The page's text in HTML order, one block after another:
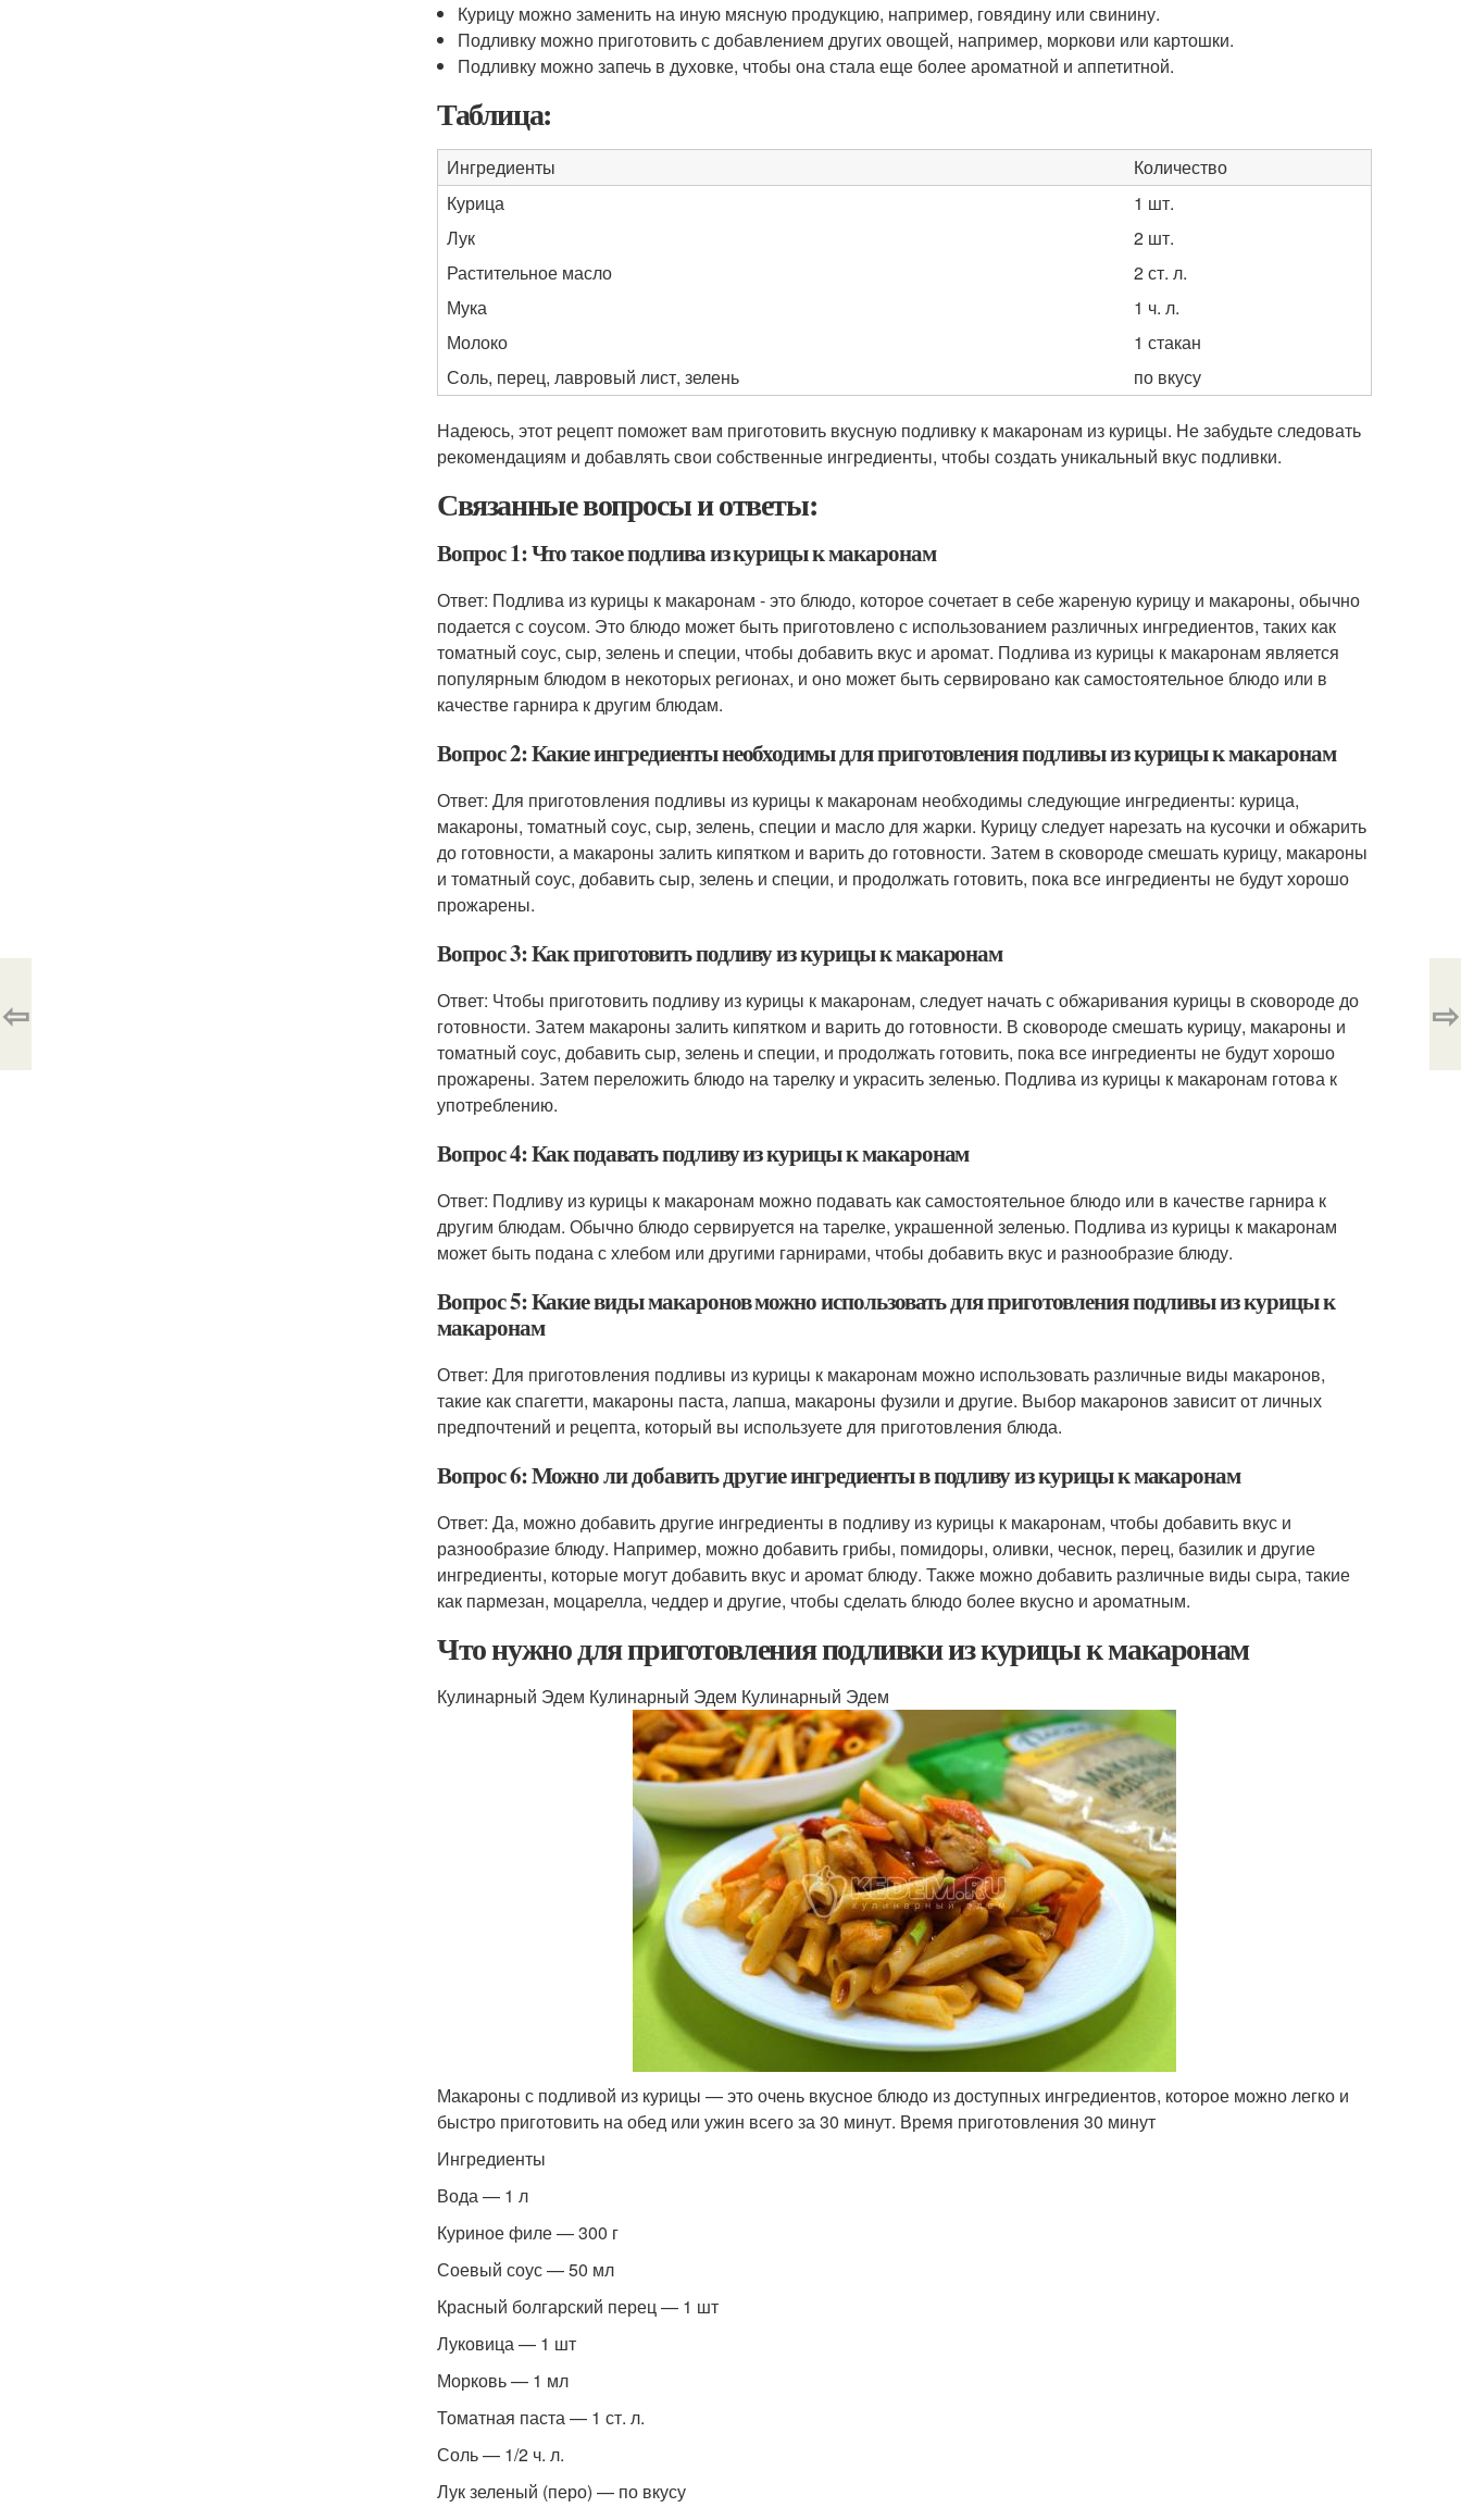
Курицу можно заменить на иную мясную продукцию, например, говядину или свинину.
Подливку можно приготовить с добавлением других овощей, например, моркови или картошки.
Подливку можно запечь в духовке, чтобы она стала еще более ароматной и аппетитной.
Таблица:
Ингредиенты
Количество
Курица
1 шт.
Лук
2 шт.
Растительное масло
2 ст. л.
Мука
1 ч. л.
Молоко
1 стакан
Соль, перец, лавровый лист, зелень
по вкусу
Надеюсь, этот рецепт поможет вам приготовить вкусную подливку к макаронам из курицы. Не забудьте следовать
рекомендациям и добавлять свои собственные ингредиенты, чтобы создать уникальный вкус подливки.
Связанные вопросы и ответы:
Вопрос 1: Что такое подлива из курицы к макаронам
Ответ: Подлива из курицы к макаронам - это блюдо, которое сочетает в себе жареную курицу и макароны, обычно
подается с соусом. Это блюдо может быть приготовлено с использованием различных ингредиентов, таких как
томатный соус, сыр, зелень и специи, чтобы добавить вкус и аромат. Подлива из курицы к макаронам является
популярным блюдом в некоторых регионах, и оно может быть сервировано как самостоятельное блюдо или в
качестве гарнира к другим блюдам.
Вопрос 2: Какие ингредиенты необходимы для приготовления подливы из курицы к макаронам
Ответ: Для приготовления подливы из курицы к макаронам необходимы следующие ингредиенты: курица,
макароны, томатный соус, сыр, зелень, специи и масло для жарки. Курицу следует нарезать на кусочки и обжарить
до готовности, а макароны залить кипятком и варить до готовности. Затем в сковороде смешать курицу, макароны
и томатный соус, добавить сыр, зелень и специи, и продолжать готовить, пока все ингредиенты не будут хорошо
прожарены.
Вопрос 3: Как приготовить подливу из курицы к макаронам
Ответ: Чтобы приготовить подливу из курицы к макаронам, следует начать с обжаривания курицы в сковороде до
готовности. Затем макароны залить кипятком и варить до готовности. В сковороде смешать курицу, макароны и
томатный соус, добавить сыр, зелень и специи, и продолжать готовить, пока все ингредиенты не будут хорошо
прожарены. Затем переложить блюдо на тарелку и украсить зеленью. Подлива из курицы к макаронам готова к
употреблению.
Вопрос 4: Как подавать подливу из курицы к макаронам
Ответ: Подливу из курицы к макаронам можно подавать как самостоятельное блюдо или в качестве гарнира к
другим блюдам. Обычно блюдо сервируется на тарелке, украшенной зеленью. Подлива из курицы к макаронам
может быть подана с хлебом или другими гарнирами, чтобы добавить вкус и разнообразие блюду.
Вопрос 5: Какие виды макаронов можно использовать для приготовления подливы из курицы к
макаронам
Ответ: Для приготовления подливы из курицы к макаронам можно использовать различные виды макаронов,
такие как спагетти, макароны паста, лапша, макароны фузили и другие. Выбор макаронов зависит от личных
предпочтений и рецепта, который вы используете для приготовления блюда.
Вопрос 6: Можно ли добавить другие ингредиенты в подливу из курицы к макаронам
Ответ: Да, можно добавить другие ингредиенты в подливу из курицы к макаронам, чтобы добавить вкус и
разнообразие блюду. Например, можно добавить грибы, помидоры, оливки, чеснок, перец, базилик и другие
ингредиенты, которые могут добавить вкус и аромат блюду. Также можно добавить различные виды сыра, такие
как пармезан, моцарелла, чеддер и другие, чтобы сделать блюдо более вкусно и ароматным.
Что нужно для приготовления подливки из курицы к макаронам
Кулинарный Эдем Кулинарный Эдем Кулинарный Эдем
Макароны с подливой из курицы — это очень вкусное блюдо из доступных ингредиентов, которое можно легко и
быстро приготовить на обед или ужин всего за 30 минут. Время приготовления 30 минут
Ингредиенты
Вода — 1 л
Куриное филе — 300 г
Соевый соус — 50 мл
Красный болгарский перец — 1 шт
Луковица — 1 шт
Морковь — 1 мл
Томатная паста — 1 ст. л.
Соль — 1/2 ч. л.
Лук зеленый (перо) — по вкусу
⇦ ⇨